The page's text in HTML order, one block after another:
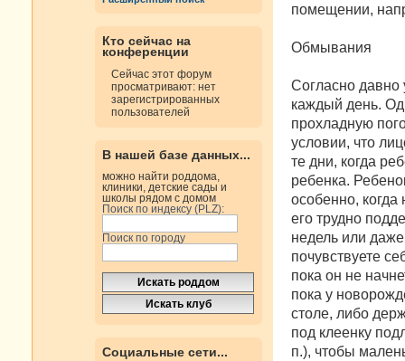
Кто сейчас на
конференции
Сейчас этот форум
просматривают: нет
зарегистрированных
пользователей
В нашей базе данных...
можно найти роддома,
клиники, детские сады и
школы рядом с домом
Поиск по индексу (PLZ):
Поиск по городу
Социальные сети...
помещении,
Обмывания
Согласно
каждый день.
прохладную
условии, что
те дни, когда
ребенка.
особенно,
его трудно
недель или
почувствуете
пока он не
пока у
столе, либо
под клеенку
п.), чтобы